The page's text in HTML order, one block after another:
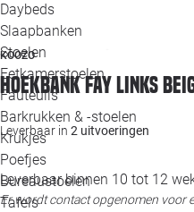
Daybeds
Slaapbanken
Stoelen
Eetkamerstoelen
Fauteuils
Barkrukken & -stoelen
Krukjes
Poefjes
Bureaustoelen
Tafels
KOOZO
Hoekbank Fay links
Leverbaar in 2 uitvoeringen
Leverbaar binnen 10 tot 12
Er wordt contact opgenomen voor